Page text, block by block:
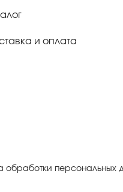
и оплата
обработки персональных